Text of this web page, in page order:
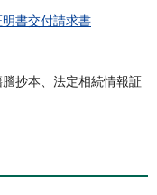
書交付請求書
抄本、法定相続情報証